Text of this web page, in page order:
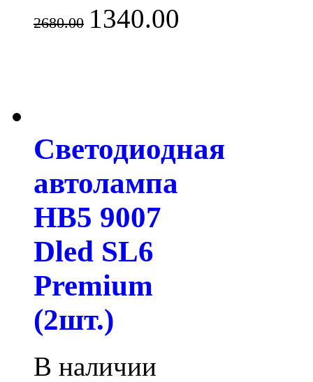
2680.00 1340.00
Светодиодная
автолампа
HB5 9007
Dled SL6
Premium
(2шт.)
В наличии